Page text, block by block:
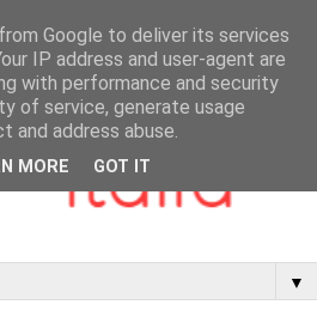
▼
Google to deliver its services
IP address and user-agent are
with performance and security
of service, generate usage
address abuse.
MORE GOT IT